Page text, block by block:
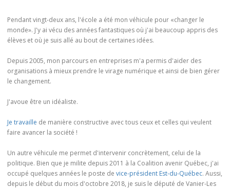
Pendant vingt-deux ans, l'école a été mon véhicule pour «changer le
monde». J'y ai vécu des années fantastiques où j'ai beaucoup appris des
élèves et où je suis allé au bout de certaines idées.
Depuis 2005, mon parcours en entreprises m'a permis d'aider des
organisations à mieux prendre le virage numérique et ainsi de bien gérer
le changement.
J'avoue être un idéaliste.
Je travaille de manière constructive avec tous ceux et celles qui veulent
faire avancer la société !
Un autre véhicule me permet d'intervenir concrètement, celui de la
politique. Bien que je milite depuis 2011 à la Coalition avenir Québec, j'ai
occupé quelques années le poste de vice-président Est-du-Québec. Aussi,
depuis le début du mois d'octobre 2018, je suis le député de Vanier-Les